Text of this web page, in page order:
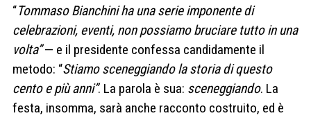
“Tommaso Bianchini ha una serie imponente di
celebrazioni, eventi, non possiamo bruciare tutto in una
volta”— e il presidente confessa candidamente il
metodo: “Stiamo sceneggiando la storia di questo
cento e più anni”. La parola è sua: sceneggiando. La
festa, insomma, sarà anche racconto costruito, ed è